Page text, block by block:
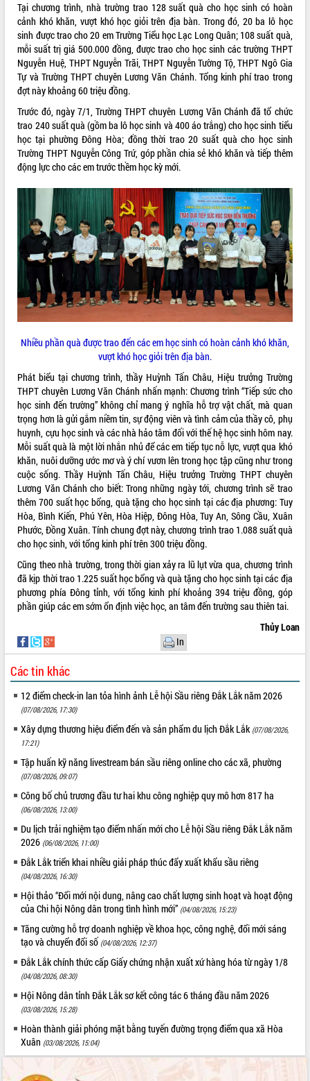
VIDEO
Loading the player...
Trailer Lễ hội Sầu riêng Đắk Lắk năm
Khám bệnh, cấp phát thuốc miễn phí
và tặng quà người dân xã Cư Pui
Hội nghị UBND tỉnh Đắk Lắk thường kỳ
tháng 7/2026
Lễ truy tặng danh hiệu “Bà Mẹ Việt
Nam Anh hùng” và trao Huân chương
Lao động
UBND tỉnh Đắk Lắk triển khai nhiệm
Kỳ họp thứ Hai, Hội đồng nhân dân
tỉnh khóa XI quyết nghị nhiều nội dung
quan trọng
Bí thư Tỉnh ủy Lương Nguyễn Minh
Triết thăm, tặng quà người có công với
cách mạng
Rà soát, hoàn thiện hệ thống thiết chế
văn hóa, thể thao đáp ứng yêu cầu
phát triển mới
Thường trực HĐND tỉnh Đắk Lắk gặp
mặt Đoàn chuyên gia y tế TP. Hồ Chí
Minh
Lễ truy điệu và an táng hài cốt liệt sĩ
tại Nghĩa trang Liệt sĩ xã Sơn Hòa
Bàn giải pháp tháo gỡ khó khăn trong
xuất khẩu sầu riêng và triển khai quy
Thứ trưởng Bộ Nông nghiệp và Môi
trường Nguyễn Hoàng Hiệp khảo sát
vùng trồng và doanh nghiệp đóng gói
sầu riêng tại Đắk Lắk
Trình diễn nghệ thuật chế biến các
món ăn từ sầu riêng
Đắk Lắk công bố Quy hoạch và xúc
tiến đầu tư tỉnh
Ngành cá ngừ Đắk Lắk chủ động thích
ứng để giữ vững thị trường xuất khẩu
Diễn đàn Kinh tế tư nhân Việt Nam đột
phá cơ chế - Hợp tác công tư
Đề án 06 tạo bước ngoặt đột phá trong
cải cách hành chính tỉnh Đắk Lắk
Kết nối tour, đẩy mạnh chuyển đổi số
để phát triển du lịch Đắk Lắk
Khởi động Dự án Đầu tư xây dựng hạ
tầng kỹ thuật Cụm công nghiệp Tân
Tiến
Gặp mặt các cơ quan báo chí nhân Kỷ
niệm 101 năm Ngày Báo chí Cách
mạng Việt Nam
Đắk Lắk sơ kết 4 năm triển khai thực
hiện Đề án 06 của Chính phủ
Họp báo thông tin về Hội nghị Công bố
Quy hoạch và Xúc tiến đầu tư tỉnh Đắk
Lắk
Khơi thông điểm nghẽn, đẩy nhanh
ALBUM ẢNH
LIÊN KẾT WEB
THỐNG KÊ TRUY CẬP
Hôm nay: 14569
Tất cả: 66127683
Tại chương trình, nhà trường trao 128 suất quà cho học sinh có hoàn
cảnh khó khăn, vượt khó học giỏi trên địa bàn. Trong đó, 20 ba lô học
sinh được trao cho 20 em Trường Tiểu học Lạc Long Quân; 108 suất quà,
mỗi suất trị giá 500.000 đồng, được trao cho học sinh các trường THPT
Nguyễn Huệ, THPT Nguyễn Trãi, THPT Nguyễn Tường Tộ, THPT Ngô Gia
Tự và Trường THPT chuyên Lương Văn Chánh. Tổng kinh phí trao trong
đợt này khoảng 60 triệu đồng.
Trước đó, ngày 7/1, Trường THPT chuyên Lương Văn Chánh đã tổ chức
trao 240 suất quà (gồm ba lô học sinh và 400 áo trắng) cho học sinh tiểu
học tại phường Đông Hòa; đồng thời trao 20 suất quà cho học sinh
Trường THPT Nguyễn Công Trứ, góp phần chia sẻ khó khăn và tiếp thêm
động lực cho các em trước thềm học kỳ mới.
Nhiều phần quà được trao đến các em học sinh có hoàn cảnh khó khăn,
vượt khó học giỏi trên địa bàn.
Phát biểu tại chương trình, thầy Huỳnh Tấn Châu, Hiệu trưởng Trường
THPT chuyên Lương Văn Chánh nhấn mạnh: Chương trình “Tiếp sức cho
học sinh đến trường” không chỉ mang ý nghĩa hỗ trợ vật chất, mà quan
trọng hơn là gửi gắm niềm tin, sự động viên và tình cảm của thầy cô, phụ
huynh, cựu học sinh và các nhà hảo tâm đối với thế hệ học sinh hôm nay.
Mỗi suất quà là một lời nhắn nhủ để các em tiếp tục nỗ lực, vượt qua khó
khăn, nuôi dưỡng ước mơ và ý chí vươn lên trong học tập cũng như trong
cuộc sống. Thầy Huỳnh Tấn Châu, Hiệu trưởng Trường THPT chuyên
Lương Văn Chánh cho biết: Trong những ngày tới, chương trình sẽ trao
thêm 700 suất học bổng, quà tặng cho học sinh tại các địa phương: Tuy
Hòa, Bình Kiến, Phú Yên, Hòa Hiệp, Đông Hòa, Tuy An, Sông Cầu, Xuân
Phước, Đồng Xuân. Tính chung đợt này, chương trình trao 1.088 suất quà
cho học sinh, với tổng kinh phí trên 300 triệu đồng.
Cũng theo nhà trường, trong thời gian xảy ra lũ lụt vừa qua, chương trình
đã kịp thời trao 1.225 suất học bổng và quà tặng cho học sinh tại các địa
phương phía Đông tỉnh, với tổng kinh phí khoảng 394 triệu đồng, góp
phần giúp các em sớm ổn định việc học, an tâm đến trường sau thiên tai.
Thủy Loan
In
Các tin khác
12 điểm check-in lan tỏa hình ảnh Lễ hội Sầu riêng Đắk Lắk năm 2026
(07/08/2026, 17:30)
Xây dựng thương hiệu điểm đến và sản phẩm du lịch Đắk Lắk (07/08/2026,
17:21)
Tập huấn kỹ năng livestream bán sầu riêng online cho các xã, phường
(07/08/2026, 09:07)
Công bố chủ trương đầu tư hai khu công nghiệp quy mô hơn 817 ha
(06/08/2026, 13:00)
Du lịch trải nghiệm tạo điểm nhấn mới cho Lễ hội Sầu riêng Đắk Lắk năm
2026 (06/08/2026, 11:00)
Đắk Lắk triển khai nhiều giải pháp thúc đẩy xuất khẩu sầu riêng
(04/08/2026, 16:30)
Hội thảo “Đổi mới nội dung, nâng cao chất lượng sinh hoạt và hoạt động
của Chi hội Nông dân trong tình hình mới” (04/08/2026, 15:23)
Tăng cường hỗ trợ doanh nghiệp về khoa học, công nghệ, đổi mới sáng
tạo và chuyển đổi số (04/08/2026, 12:37)
Đắk Lắk chính thức cấp Giấy chứng nhận xuất xứ hàng hóa từ ngày 1/8
(04/08/2026, 08:30)
Hội Nông dân tỉnh Đắk Lắk sơ kết công tác 6 tháng đầu năm 2026
(03/08/2026, 15:28)
Hoàn thành giải phóng mặt bằng tuyến đường trọng điểm qua xã Hòa
Xuân (03/08/2026, 15:04)